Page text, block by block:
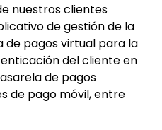
nuestros clientes
de gestión de la
de pagos virtual para la
del cliente en
de pagos
de pago móvil, entre